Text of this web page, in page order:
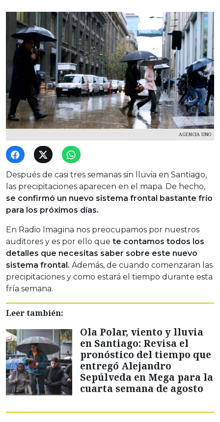
AGENCIA UNO
Después de casi tres semanas sin lluvia en Santiago,
las precipitaciones aparecen en el mapa. De hecho,
se confirmó un nuevo sistema frontal bastante frío
para los próximos días.
En Radio Imagina nos preocupamos por nuestros
auditores y es por ello que te contamos todos los
detalles que necesitas saber sobre este nuevo
sistema frontal. Además, de cuando comenzaran las
precipitaciones y como estará el tiempo durante esta
fría semana.
Leer también:
Ola Polar, viento y lluvia
en Santiago: Revisa el
pronóstico del tiempo que
entregó Alejandro
Sepúlveda en Mega para la
cuarta semana de agosto